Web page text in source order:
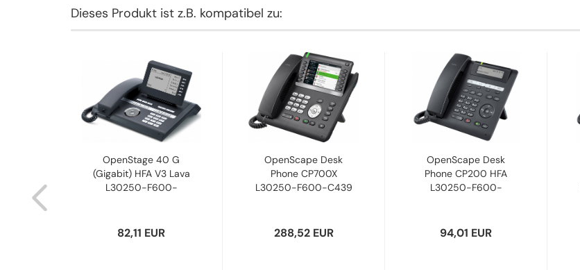
Dieses Produkt ist z.B. kompatibel zu:
OpenStage 40 G
(Gigabit) HFA V3 Lava
L30250-F600-
82,11 EUR
OpenScape Desk
Phone CP700X
L30250-F600-C439
288,52 EUR
OpenScape Desk
Phone CP200 HFA
L30250-F600-
94,01 EUR